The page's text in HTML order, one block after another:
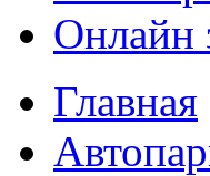
Онлайн
Главная